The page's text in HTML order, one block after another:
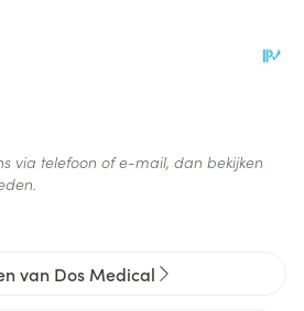
via telefoon of e-mail, dan bekijken
van Dos Medical